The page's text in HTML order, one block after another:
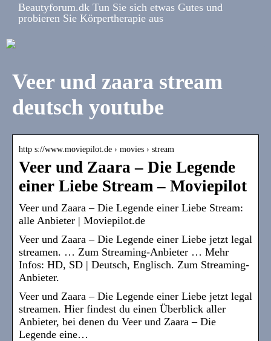
Beautyforum.dk Tun Sie sich etwas Gutes und
probieren Sie Körpertherapie aus
Veer und zaara stream
deutsch youtube
http s://www.moviepilot.de › movies › stream
Veer und Zaara – Die Legende
einer Liebe Stream – Moviepilot
Veer und Zaara – Die Legende einer Liebe Stream:
alle Anbieter | Moviepilot.de
Veer und Zaara – Die Legende einer Liebe jetzt legal
streamen. … Zum Streaming-Anbieter … Mehr
Infos: HD, SD | Deutsch, Englisch. Zum Streaming-
Anbieter.
Veer und Zaara – Die Legende einer Liebe jetzt legal
streamen. Hier findest du einen Überblick aller
Anbieter, bei denen du Veer und Zaara – Die
Legende eine…